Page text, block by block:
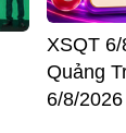
XSQT
Quảng
6/8/2026